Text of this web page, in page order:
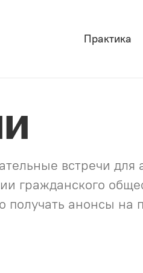
Практика
встречи для
гражданского
получать анонсы на